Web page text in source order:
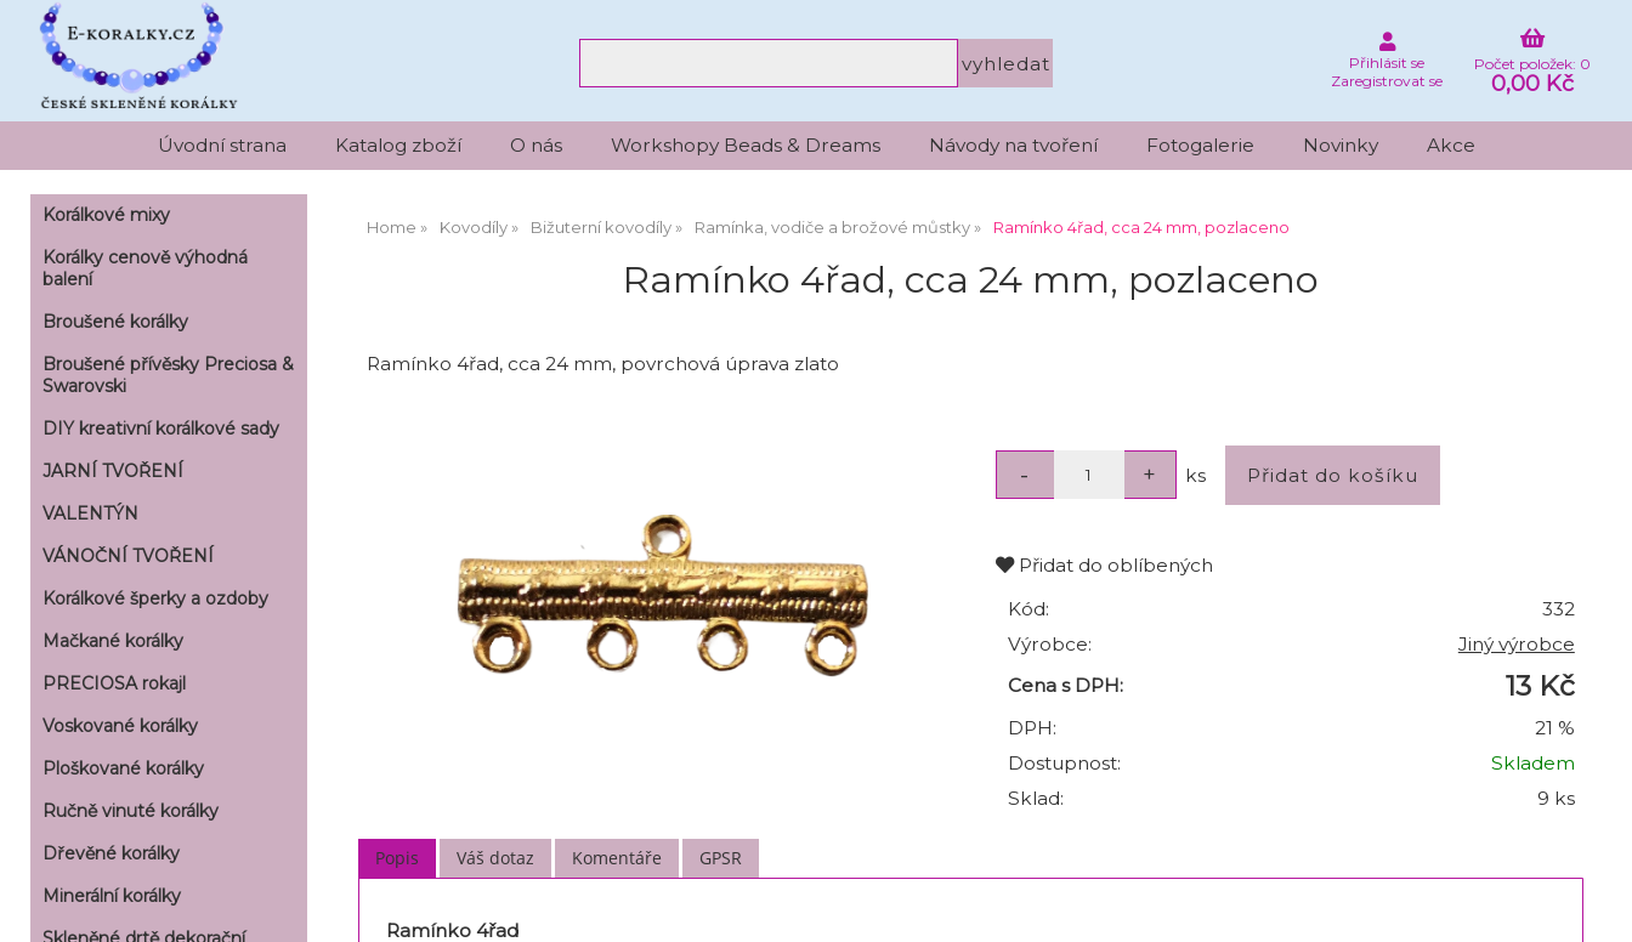
Počet položek: 0
0,00 Kč
Přihlásit se
Zaregistrovat se
Úvodní strana Katalog zboží O nás Workshopy Beads & Dreams Návody na tvoření Fotogalerie Novinky Akce
Home Kovodíly Bižuterní kovodíly Ramínka, vodiče a brožové můstky Ramínko 4řad, cca 24 mm, pozlaceno
Ramínko 4řad, cca 24 mm, pozlaceno
Ramínko 4řad, cca 24 mm, povrchová úprava zlato
ks
Přidat do oblíbených
Kód:
332
Výrobce:
Jiný výrobce
Cena s DPH:
13 Kč
DPH:
21 %
Dostupnost:
Skladem
Sklad:
9 ks
Popis Váš dotaz Komentáře GPSR
Ramínko 4řad
Korálkové mixy
Korálky cenově výhodná
balení
Broušené korálky
Broušené přívěsky Preciosa &
Swarovski
DIY kreativní korálkové sady
JARNÍ TVOŘENÍ
VALENTÝN
VÁNOČNÍ TVOŘENÍ
Korálkové šperky a ozdoby
Mačkané korálky
PRECIOSA rokajl
Voskované korálky
Ploškované korálky
Ručně vinuté korálky
Dřevěné korálky
Minerální korálky